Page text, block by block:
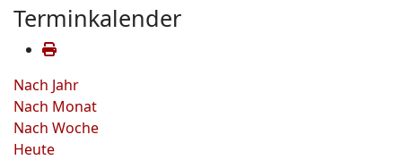
Terminkalender
Nach Jahr
Nach Monat
Nach Woche
Heute